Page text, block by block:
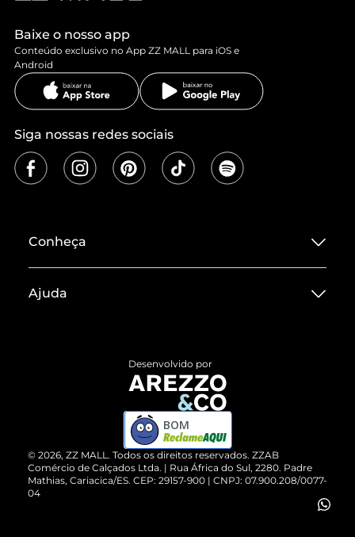
Baixe o nosso app
Conteúdo exclusivo no App ZZ MALL para iOS e
Android
Siga nossas redes sociais
Conheça
Termos de Uso
ZZ MALL é confiável
Cartão Presente
Vendas Corporativas
Ajuda
Devolução do Produto
Compre pelo WhatsApp
© 2026, ZZ MALL. Todos os direitos reservados. ZZAB
Comércio de Calçados Ltda. | Rua África do Sul, 2280. Padre
Mathias, Cariacica/ES. CEP: 29157-900 | CNPJ: 07.900.208/0077-
04
Desenvolvido por
BOM